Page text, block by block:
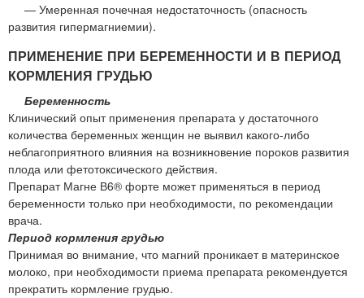
— Умеренная почечная недостаточность (опасность
развития гипермагниемии).
ПРИМЕНЕНИЕ ПРИ БЕРЕМЕННОСТИ И В ПЕРИОД
КОРМЛЕНИЯ ГРУДЬЮ
Беременность
Клинический опыт применения препарата у достаточного
количества беременных женщин не выявил какого-либо
неблагоприятного влияния на возникновение пороков развития
плода или фетотоксического действия.
Препарат Магне В6® форте может применяться в период
беременности только при необходимости, по рекомендации
врача.
Период кормления грудью
Принимая во внимание, что магний проникает в материнское
молоко, при необходимости приема препарата рекомендуется
прекратить кормление грудью.